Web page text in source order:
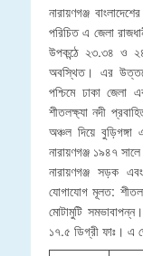
নারায়ণগঞ্জ
পরিচিত এ জেলা
উপকন্ঠে ২৩.৩৪ ও
অবস্থিত। এর উত্তরে
পশ্চিমে ঢাকা জেলা
শীতলক্ষ্যা নদী
অঞ্চল দিয়ে বুড়িগঙ্গা
নারায়ণগঞ্জ ১৯৪৭
নারায়ণগঞ্জ সড়ক এবং
যোগাযোগ মূলত:
মোটামুটি
১৭.৫ ডিগ্রী ফাঃ। এ